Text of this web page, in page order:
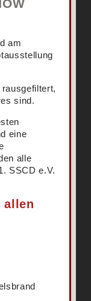
am
sind.
eine
alle
SSCD e.V.
allen